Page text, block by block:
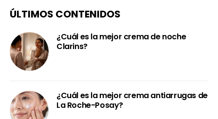
ÚLTIMOS CONTENIDOS
¿Cuál es la mejor crema de noche
Clarins?
¿Cuál es la mejor crema antiarrugas de
La Roche-Posay?